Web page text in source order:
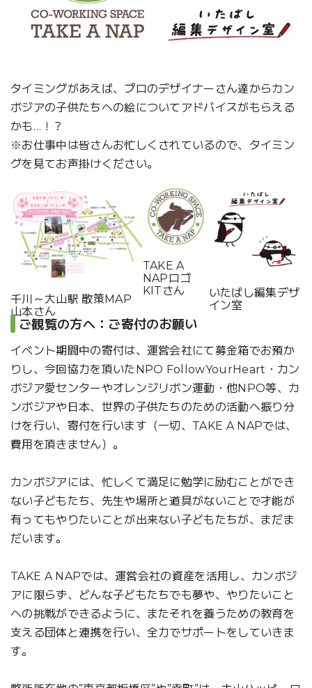
タイミングがあえば、プロのデザイナーさん達からカン
ボジアの子供たちへの絵についてアドバイスがもらえる
かも…！？
※お仕事中は皆さんお忙しくされているので、タイミン
グを見てお声掛けください。
千川～大山駅 散策MAP
山本さん
TAKE A
NAPロゴ
KITさん
いたばし編集デザ
イン室
ご観覧の方へ：ご寄付のお願い
イベント期間中の寄付は、運営会社にて募金箱でお預か
りし、今回協力を頂いたNPO FollowYourHeart・カン
ボジア愛センターやオレンジリボン運動・他NPO等、カ
ンボジアや日本、世界の子供たちのための活動へ振り分
けを行い、寄付を行います（一切、TAKE A NAPでは、
費用を頂きません）。
カンボジアには、忙しくて満足に勉学に励むことができ
ない子どもたち、先生や場所と道具がないことで才能が
有ってもやりたいことが出来ない子どもたちが、まだま
だいます。
TAKE A NAPでは、運営会社の資産を活用し、カンボジ
アに限らず、どんな子どもたちでも夢や、やりたいこと
への挑戦ができるように、またそれを養うための教育を
支える団体と連携を行い、全力でサポートをしていきま
す。